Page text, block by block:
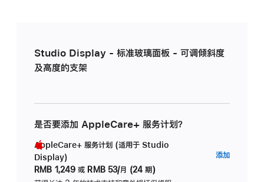
Studio Display - 标准玻璃面板 - 可调倾斜度
及高度的支架
是否要添加 AppleCare+ 服务计划？
AppleCare+ 服务计划 (适用于 Studio
Display)
RMB 1,249 或 RMB 53/月 (24 期)
添加